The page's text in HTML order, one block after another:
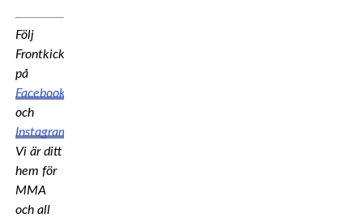
Följ
Frontkick
på
Facebook
och
Instagram
Vi är ditt
hem för
MMA
och all